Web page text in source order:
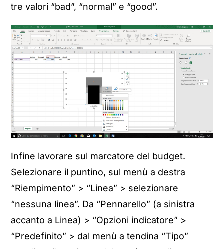
tre valori “bad”, “normal” e “good”.
Infine lavorare sul marcatore del budget.
Selezionare il puntino, sul menù a destra
“Riempimento” > “Linea” > selezionare
“nessuna linea”. Da “Pennarello” (a sinistra
accanto a Linea) > “Opzioni indicatore” >
“Predefinito” > dal menù a tendina “Tipo”